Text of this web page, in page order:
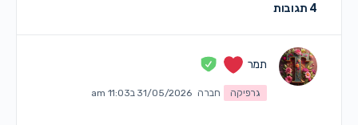
4 תגובות
תמר
גרפיקה חברה 31/05/2026 ב11:03 am